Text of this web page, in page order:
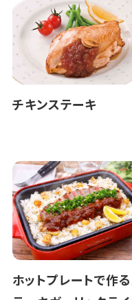
チキンステーキ
ホットプレートで作